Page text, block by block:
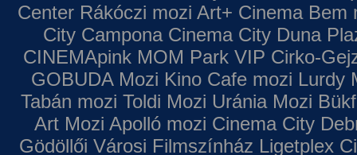
Center Rákóczi mozi Art+ Cinema Bem
City Campona Cinema City Duna
CINEMApink MOM Park VIP Cirko-
GOBUDA Mozi Kino Cafe mozi Lurdy
Tabán mozi Toldi Mozi Uránia Mozi
Art Mozi Apolló mozi Cinema City
Gödöllői Városi Filmszínház Ligetplex